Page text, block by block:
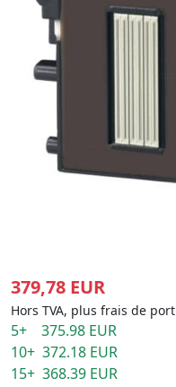
379,78 EUR
Hors TVA, plus frais de port
5+ 375.98 EUR
10+ 372.18 EUR
15+ 368.39 EUR